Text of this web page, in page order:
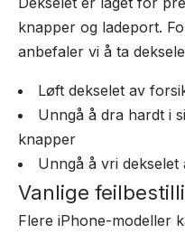
knapper og ladeport.
anbefaler vi å ta
Løft dekselet av
Unngå å dra hardt i
knapper
Unngå å vri
Vanlige
Flere iPhone-modeller